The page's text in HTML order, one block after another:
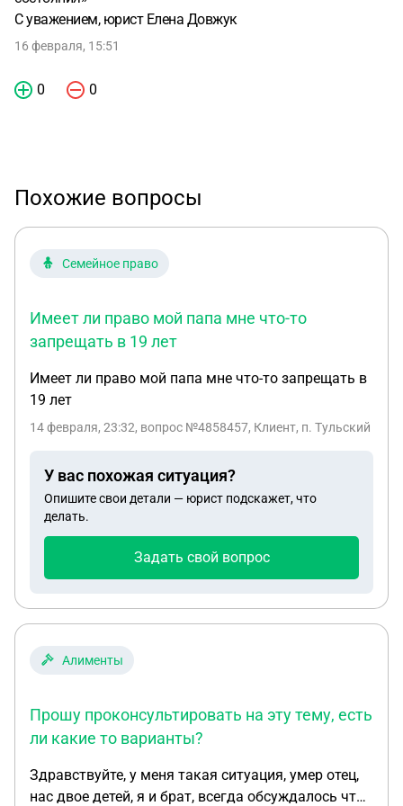
С уважением, юрист Елена Довжук
16 февраля, 15:51
0 0
Похожие вопросы
Семейное право
Имеет ли право мой папа мне что-то
запрещать в 19 лет
Имеет ли право мой папа мне что-то запрещать в
19 лет
14 февраля, 23:32, вопрос №4858457, Клиент, п. Тульский
У вас похожая ситуация?
Опишите свои детали — юрист подскажет, что
делать.
Задать свой вопрос
Алименты
Прошу проконсультировать на эту тему, есть
ли какие то варианты?
Здравствуйте, у меня такая ситуация, умер отец,
нас двое детей, я и брат, всегда обсуждалось что